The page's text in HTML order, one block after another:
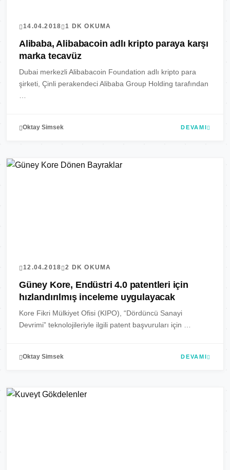
14.04.2018 1 DK OKUMA
Alibaba, Alibabacoin adlı kripto paraya karşı
marka tecavüz
Dubai merkezli Alibabacoin Foundation adlı kripto para
şirketi, Çinli perakendeci Alibaba Group Holding tarafından
Oktay Simsek DEVAMI
SINAI MULKIYET
12.04.2018 2 DK OKUMA
Güney Kore, Endüstri 4.0 patentleri için
hızlandırılmış inceleme uygulayacak
Kore Fikri Mülkiyet Ofisi (KIPO), “Dördüncü Sanayi
Devrimi” teknolojileriyle ilgili patent başvuruları için …
Oktay Simsek DEVAMI
PATENTLER